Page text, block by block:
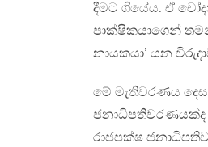
දීමට ගියේය. ඒ
පාක්ෂිකයාගෙන්
නායකයා’ යන
මේ මැතිවරණය
රාජපක්ෂ